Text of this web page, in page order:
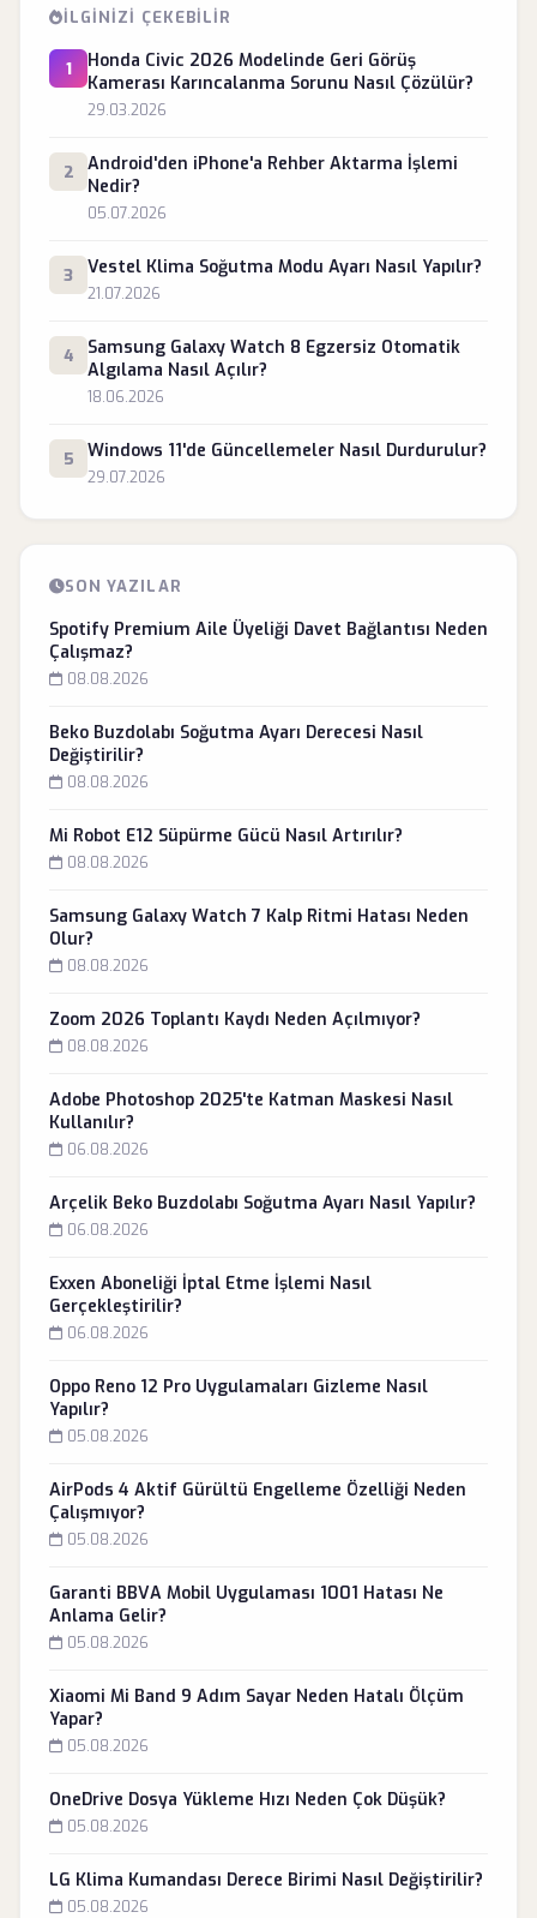
İLGINIZI ÇEKEBILIR
1
Honda Civic 2026 Modelinde Geri Görüş
Kamerası Karıncalanma Sorunu Nasıl Çözülür?
29.03.2026
2
Android'den iPhone'a Rehber Aktarma İşlemi
Nedir?
05.07.2026
3 Vestel Klima Soğutma Modu Ayarı Nasıl Yapılır?
21.07.2026
4
Samsung Galaxy Watch 8 Egzersiz Otomatik
Algılama Nasıl Açılır?
18.06.2026
5 Windows 11'de Güncellemeler Nasıl Durdurulur?
29.07.2026
SON YAZILAR
Spotify Premium Aile Üyeliği Davet Bağlantısı Neden
Çalışmaz?
08.08.2026
Beko Buzdolabı Soğutma Ayarı Derecesi Nasıl
Değiştirilir?
08.08.2026
Mi Robot E12 Süpürme Gücü Nasıl Artırılır?
08.08.2026
Samsung Galaxy Watch 7 Kalp Ritmi Hatası Neden
Olur?
08.08.2026
Zoom 2026 Toplantı Kaydı Neden Açılmıyor?
08.08.2026
Adobe Photoshop 2025'te Katman Maskesi Nasıl
Kullanılır?
06.08.2026
Arçelik Beko Buzdolabı Soğutma Ayarı Nasıl Yapılır?
06.08.2026
Exxen Aboneliği İptal Etme İşlemi Nasıl
Gerçekleştirilir?
06.08.2026
Oppo Reno 12 Pro Uygulamaları Gizleme Nasıl
Yapılır?
05.08.2026
AirPods 4 Aktif Gürültü Engelleme Özelliği Neden
Çalışmıyor?
05.08.2026
Garanti BBVA Mobil Uygulaması 1001 Hatası Ne
Anlama Gelir?
05.08.2026
Xiaomi Mi Band 9 Adım Sayar Neden Hatalı Ölçüm
Yapar?
05.08.2026
OneDrive Dosya Yükleme Hızı Neden Çok Düşük?
05.08.2026
LG Klima Kumandası Derece Birimi Nasıl Değiştirilir?
05.08.2026